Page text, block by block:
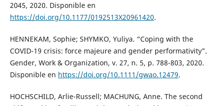
2045, 2020. Disponible en
https://doi.org/10.1177/0192513X20961420.
HENNEKAM, Sophie; SHYMKO, Yuliya. “Coping with the
COVID-19 crisis: force majeure and gender performativity”.
Gender, Work & Organization, v. 27, n. 5, p. 788-803, 2020.
Disponible en https://doi.org/10.1111/gwao.12479.
HOCHSCHILD, Arlie-Russell; MACHUNG, Anne. The second